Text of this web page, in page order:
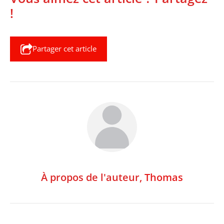
!
Partager cet article
À propos de l'auteur, Thomas